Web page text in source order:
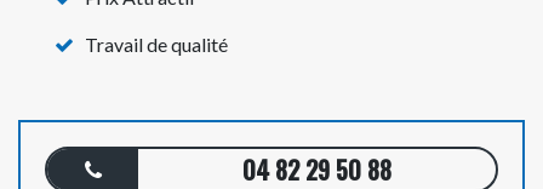
Travail de qualité
04 82 29 50 88